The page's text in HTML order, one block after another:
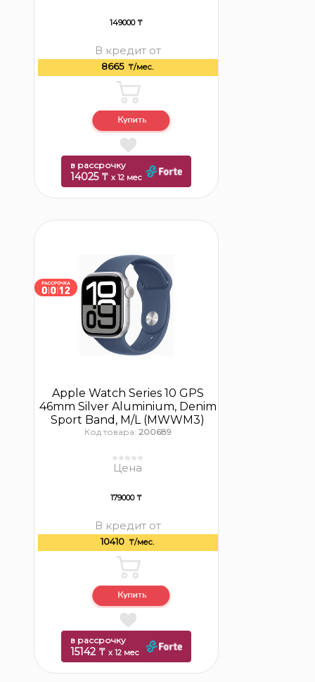
149000 ₸
В кредит от
8665 ₸/мес.
в рассрочку
14025 ₸ x 12 мес
Apple Watch Series 10 GPS
46mm Silver Aluminium, Denim
Sport Band, M/L (MWWM3)
Код товара: 200689
Цена
179000 ₸
В кредит от
10410 ₸/мес.
в рассрочку
15142 ₸ x 12 мес